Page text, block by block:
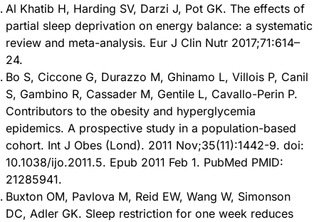
Al Khatib H, Harding SV, Darzi J, Pot GK. The effects of
partial sleep deprivation on energy balance: a systematic
review and meta-analysis. Eur J Clin Nutr 2017;71:614–
24.
Bo S, Ciccone G, Durazzo M, Ghinamo L, Villois P, Canil
S, Gambino R, Cassader M, Gentile L, Cavallo-Perin P.
Contributors to the obesity and hyperglycemia
epidemics. A prospective study in a population-based
cohort. Int J Obes (Lond). 2011 Nov;35(11):1442-9. doi:
10.1038/ijo.2011.5. Epub 2011 Feb 1. PubMed PMID:
21285941.
Buxton OM, Pavlova M, Reid EW, Wang W, Simonson
DC, Adler GK. Sleep restriction for one week reduces